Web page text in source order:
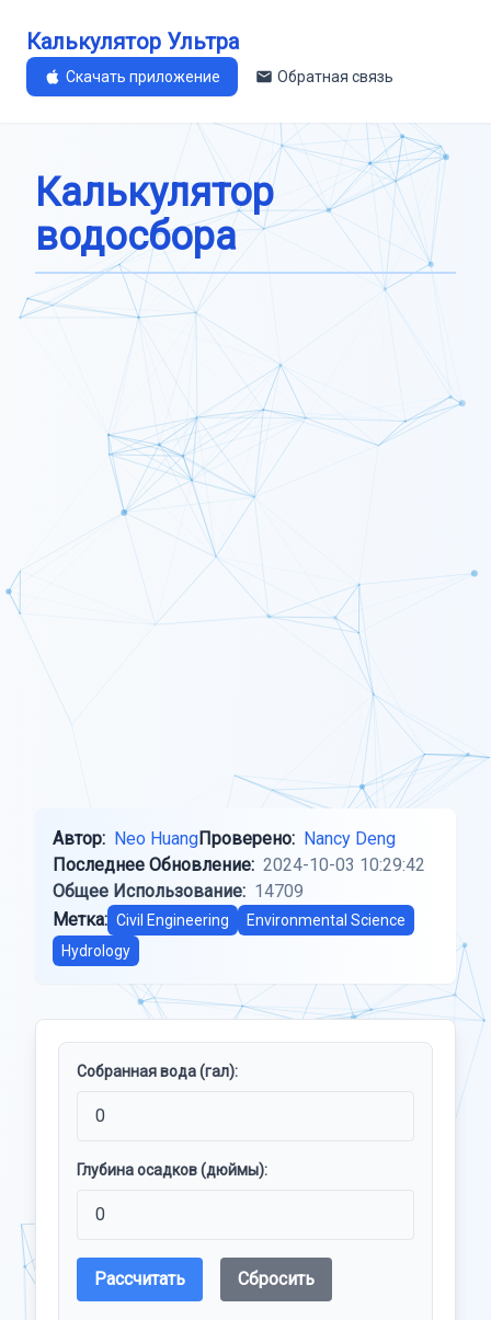
Калькулятор Ультра
Скачать приложение Обратная связь
Калькулятор
водосбора
Автор: Neo HuangПроверено: Nancy Deng
Последнее Обновление: 2024-10-03 10:29:42
Общее Использование: 14709
Метка: Civil Engineering
Environmental Science
Hydrology
Собранная вода (гал):
Глубина осадков (дюймы):
Рассчитать Сбросить